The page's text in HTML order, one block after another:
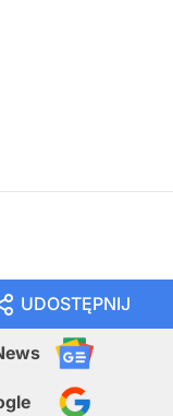
UDOSTĘPNIJ